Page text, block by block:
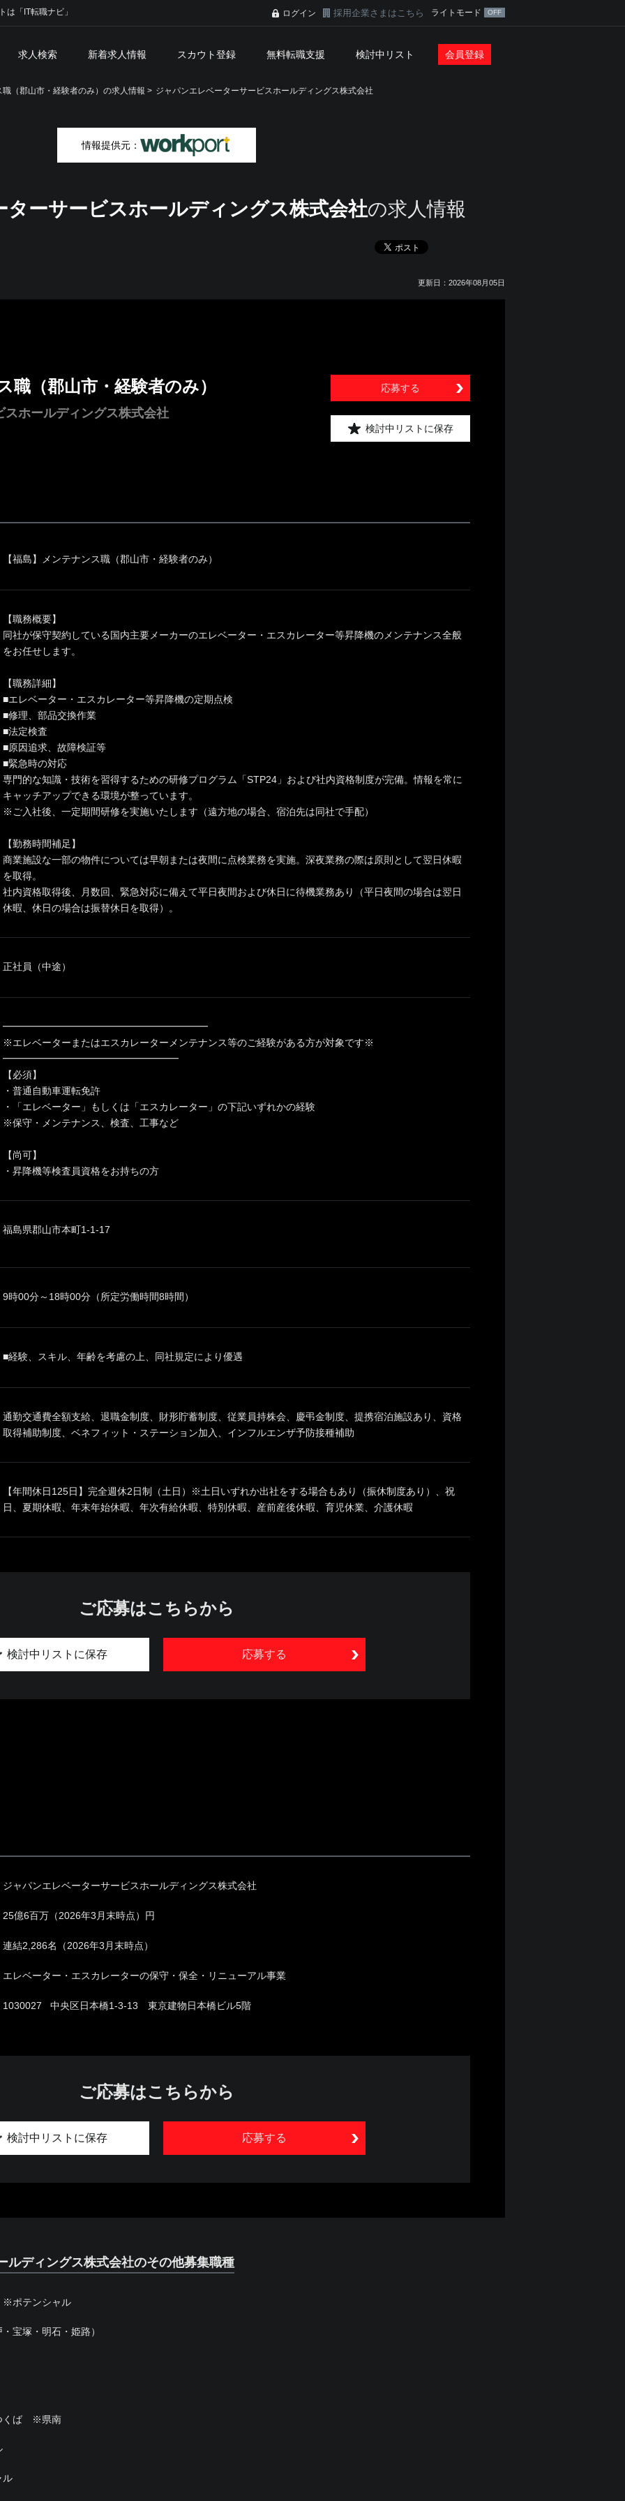
は「IT転職ナビ」 ログイン 採用企業さまはこちら ライトモード
求人検索 新着求人情報 スカウト登録 無料転職支援 検討中リスト 会員登録
（郡山市・経験者のみ）の求人情報 > ジャパンエレベーターサービスホールディングス株式会社
情報提供元：
ーサービスホールディングス株式会社の求人情報
更新日：2026年08月05日
職（郡山市・経験者のみ）
ホールディングス株式会社
応募する
検討中リストに保存
【福島】メンテナンス職（郡山市・経験者のみ）
【職務概要】
同社が保守契約している国内主要メーカーのエレベーター・エスカレーター等昇降機のメンテナンス全般
をお任せします。
【職務詳細】
■エレベーター・エスカレーター等昇降機の定期点検
■修理、部品交換作業
■法定検査
■原因追求、故障検証等
■緊急時の対応
専門的な知識・技術を習得するための研修プログラム「STP24」および社内資格制度が完備。情報を常に
キャッチアップできる環境が整っています。
※ご入社後、一定期間研修を実施いたします（遠方地の場合、宿泊先は同社で手配）
【勤務時間補足】
商業施設な一部の物件については早朝または夜間に点検業務を実施。深夜業務の際は原則として翌日休暇
を取得。
社内資格取得後、月数回、緊急対応に備えて平日夜間および休日に待機業務あり（平日夜間の場合は翌日
休暇、休日の場合は振替休日を取得）。
正社員（中途）
━━━━━━━━━━━━━━━━━━━━━
※エレベーターまたはエスカレーターメンテナンス等のご経験がある方が対象です※
━━━━━━━━━━━━━━━━━━
【必須】
・普通自動車運転免許
・「エレベーター」もしくは「エスカレーター」の下記いずれかの経験
※保守・メンテナンス、検査、工事など
【尚可】
・昇降機等検査員資格をお持ちの方
福島県郡山市本町1-1-17
9時00分～18時00分（所定労働時間8時間）
■経験、スキル、年齢を考慮の上、同社規定により優遇
通勤交通費全額支給、退職金制度、財形貯蓄制度、従業員持株会、慶弔金制度、提携宿泊施設あり、資格
取得補助制度、ベネフィット・ステーション加入、インフルエンザ予防接種補助
【年間休日125日】完全週休2日制（土日）※土日いずれか出社をする場合もあり（振休制度あり）、祝
日、夏期休暇、年末年始休暇、年次有給休暇、特別休暇、産前産後休暇、育児休業、介護休暇
ご応募はこちらから
応募する
検討中リストに保存
ジャパンエレベーターサービスホールディングス株式会社
25億6百万（2026年3月末時点）円
連結2,286名（2026年3月末時点）
エレベーター・エスカレーターの保守・保全・リニューアル事業
1030027 中央区日本橋1-3-13 東京建物日本橋ビル5階
ご応募はこちらから
応募する
検討中リストに保存
ルディングス株式会社のその他募集職種
※ポテンシャル
宝塚・明石・姫路）
くば ※県南
ル